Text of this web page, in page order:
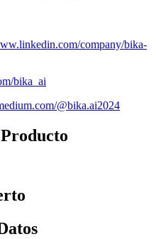
company/bika-
bika_ai
@bika.ai2024